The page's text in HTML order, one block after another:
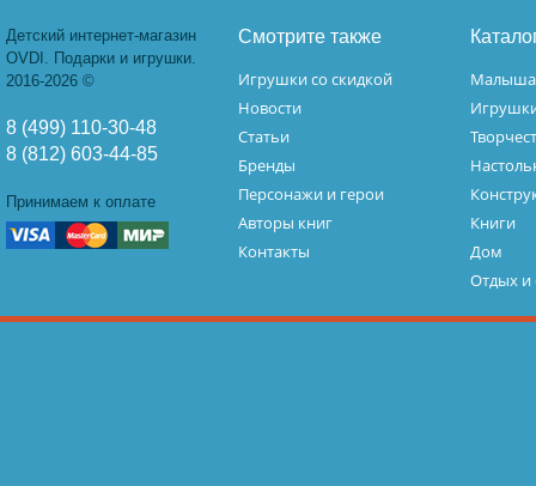
Детский интернет-магазин
OVDI. Подарки и игрушки.
2016-2026 ©
8 (499) 110-30-48
8 (812) 603-44-85
Принимаем к оплате
Смотрите также
Игрушки со скидкой
Новости
Статьи
Бренды
Персонажи и герои
Авторы книг
Контакты
Книги
Дом
Отдых и